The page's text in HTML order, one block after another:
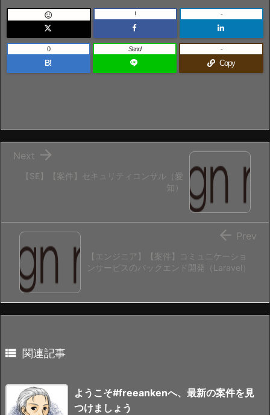
 ! -
B!
0 Send
Copy
-
【SE】【案件】セキュリティコンサル（愛
知）

Next
【エンジニア】【案件】コミュニケーショ
ンサービスのバックエンド開発（Laravel）
 Prev
 関連記事
ようこそ#freeankenへ、最新の案件を見
つけましょう